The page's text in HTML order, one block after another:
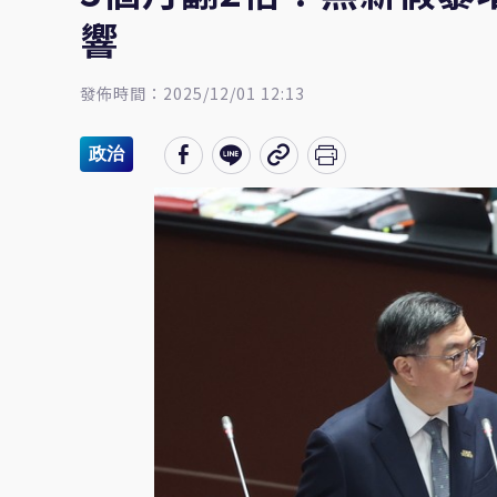
響
發佈時間：2025/12/01 12:13
政治